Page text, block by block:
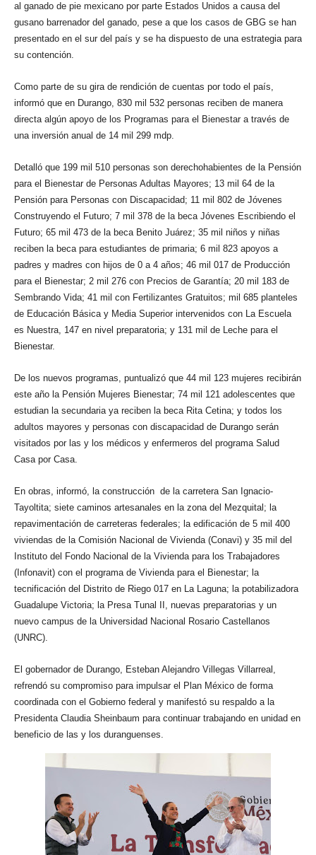
al ganado de pie mexicano por parte Estados Unidos a causa del
gusano barrenador del ganado, pese a que los casos de GBG se han
presentado en el sur del país y se ha dispuesto de una estrategia para
su contención.
Como parte de su gira de rendición de cuentas por todo el país,
informó que en Durango, 830 mil 532 personas reciben de manera
directa algún apoyo de los Programas para el Bienestar a través de
una inversión anual de 14 mil 299 mdp.
Detalló que 199 mil 510 personas son derechohabientes de la Pensión
para el Bienestar de Personas Adultas Mayores; 13 mil 64 de la
Pensión para Personas con Discapacidad; 11 mil 802 de Jóvenes
Construyendo el Futuro; 7 mil 378 de la beca Jóvenes Escribiendo el
Futuro; 65 mil 473 de la beca Benito Juárez; 35 mil niños y niñas
reciben la beca para estudiantes de primaria; 6 mil 823 apoyos a
padres y madres con hijos de 0 a 4 años; 46 mil 017 de Producción
para el Bienestar; 2 mil 276 con Precios de Garantía; 20 mil 183 de
Sembrando Vida; 41 mil con Fertilizantes Gratuitos; mil 685 planteles
de Educación Básica y Media Superior intervenidos con La Escuela
es Nuestra, 147 en nivel preparatoria; y 131 mil de Leche para el
Bienestar.
De los nuevos programas, puntualizó que 44 mil 123 mujeres recibirán
este año la Pensión Mujeres Bienestar; 74 mil 121 adolescentes que
estudian la secundaria ya reciben la beca Rita Cetina; y todos los
adultos mayores y personas con discapacidad de Durango serán
visitados por las y los médicos y enfermeros del programa Salud
Casa por Casa.
En obras, informó, la construcción de la carretera San Ignacio-
Tayoltita; siete caminos artesanales en la zona del Mezquital; la
repavimentación de carreteras federales; la edificación de 5 mil 400
viviendas de la Comisión Nacional de Vivienda (Conavi) y 35 mil del
Instituto del Fondo Nacional de la Vivienda para los Trabajadores
(Infonavit) con el programa de Vivienda para el Bienestar; la
tecnificación del Distrito de Riego 017 en La Laguna; la potabilizadora
Guadalupe Victoria; la Presa Tunal II, nuevas preparatorias y un
nuevo campus de la Universidad Nacional Rosario Castellanos
(UNRC).
El gobernador de Durango, Esteban Alejandro Villegas Villarreal,
refrendó su compromiso para impulsar el Plan México de forma
coordinada con el Gobierno federal y manifestó su respaldo a la
Presidenta Claudia Sheinbaum para continuar trabajando en unidad en
beneficio de las y los duranguenses.